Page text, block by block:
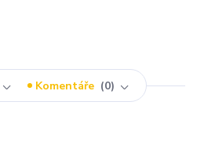
Komentáře 0